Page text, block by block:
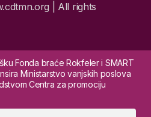
| All rights
Fonda braće Rokfeler i SMART
Ministarstvo vanjskih poslova
Centra za promociju